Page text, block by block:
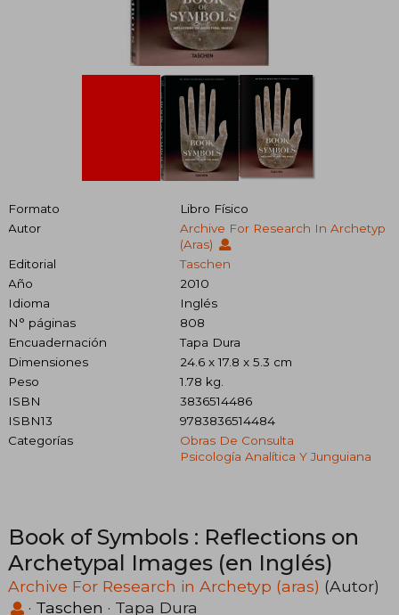
Formato
Libro Físico
Autor
Archive For Research In Archetyp
(aras)
Editorial
Taschen
Año
2010
Idioma
Inglés
N° páginas
808
Encuadernación
Tapa Dura
Dimensiones
24.6 x 17.8 x 5.3 cm
Peso
1.78 kg.
ISBN
3836514486
ISBN13
9783836514484
Categorías
Obras De Consulta
Psicología Analítica Y Junguiana
Book of Symbols : Reflections on
Archetypal Images (en Inglés)
Archive For Research in Archetyp (aras) (Autor)
· Taschen · Tapa Dura